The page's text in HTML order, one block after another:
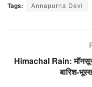
Tags: Annapurna Devi
Himachal Rain:
बारिश-